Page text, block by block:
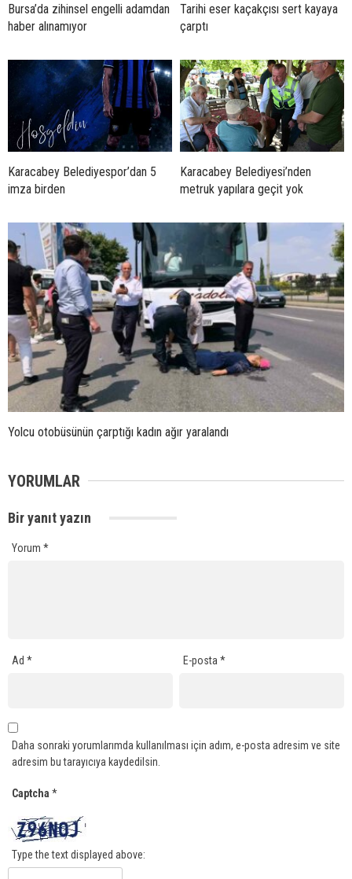
Bursa’da zihinsel engelli adamdan
haber alınamıyor
Tarihi eser kaçakçısı sert kayaya
çarptı
Karacabey Belediyespor’dan 5
imza birden
Karacabey Belediyesi’nden
metruk yapılara geçit yok
Yolcu otobüsünün çarptığı kadın ağır yaralandı
YORUMLAR
Bir yanıt yazın
Yorum *
Ad * E-posta*
Daha sonraki yorumlarımda kullanılması için adım, e-posta adresim ve site
adresim bu tarayıcıya kaydedilsin.
Captcha *
Type the text displayed above: